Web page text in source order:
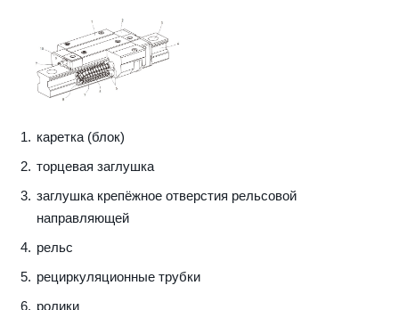
каретка (блок)
торцевая заглушка
заглушка крепёжное отверстия рельсовой
направляющей
рельс
рециркуляционные трубки
ролики